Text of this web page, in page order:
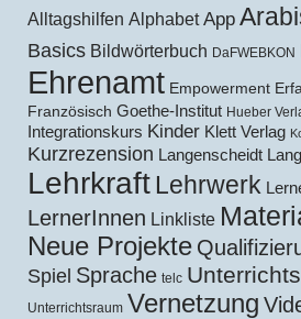
Alltagshilfen Alphabet App
Basics Bildwörterbuch DaFWEBKON
Ehrenamt Empowerment
Französisch Goethe-Institut Hueber
Integrationskurs Kinder Klett Verlag
Kurzrezension Langenscheidt
Lehrkraft Lehrwerk
LernerInnen Linkliste
Neue Projekte
Spiel Sprache telc
Unterrichtsraum Vernetzung